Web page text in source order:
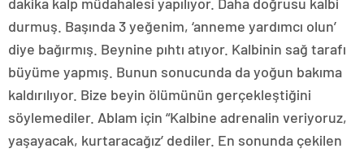
durmuş. Başında 3 yeğenim, ‘anneme yardımcı olun’
diye bağırmış. Beynine pıhtı atıyor. Kalbinin sağ tarafı
büyüme yapmış. Bunun sonucunda da yoğun bakıma
kaldırılıyor. Bize beyin ölümünün gerçekleştiğini
söylemediler. Ablam için “Kalbine adrenalin veriyoruz,
yaşayacak, kurtaracağız’ dediler. En sonunda çekilen